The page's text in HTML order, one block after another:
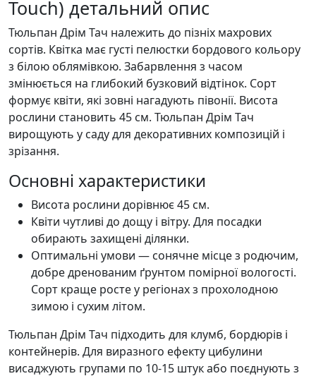
Touch) детальний опис
Тюльпан Дрім Тач належить до пізніх махрових
сортів. Квітка має густі пелюстки бордового кольору
з білою облямівкою. Забарвлення з часом
змінюється на глибокий бузковий відтінок. Сорт
формує квіти, які зовні нагадують півонії. Висота
рослини становить 45 см. Тюльпан Дрім Тач
вирощують у саду для декоративних композицій і
зрізання.
Основні характеристики
Висота рослини дорівнює 45 см.
Квіти чутливі до дощу і вітру. Для посадки
обирають захищені ділянки.
Оптимальні умови — сонячне місце з родючим,
добре дренованим ґрунтом помірної вологості.
Сорт краще росте у регіонах з прохолодною
зимою і сухим літом.
Тюльпан Дрім Тач підходить для клумб, бордюрів і
контейнерів. Для виразного ефекту цибулини
висаджують групами по 10-15 штук або поєднують з